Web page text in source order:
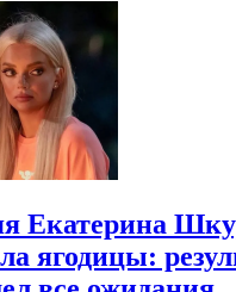
Екатерина
ягодицы: